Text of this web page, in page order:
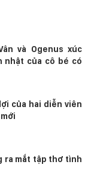
và Ogenus xúc
nhật của cô bé có
của hai diễn viên
ra mắt tập thơ tình